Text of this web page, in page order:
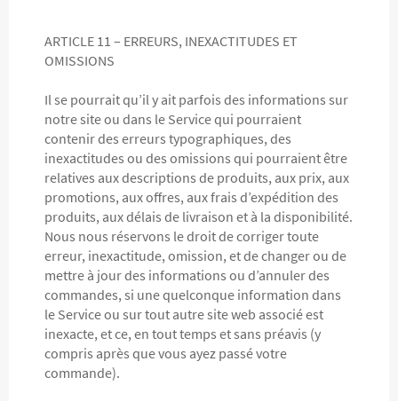
ARTICLE 11 – ERREURS, INEXACTITUDES ET
OMISSIONS
Il se pourrait qu’il y ait parfois des informations sur
notre site ou dans le Service qui pourraient
contenir des erreurs typographiques, des
inexactitudes ou des omissions qui pourraient être
relatives aux descriptions de produits, aux prix, aux
promotions, aux offres, aux frais d’expédition des
produits, aux délais de livraison et à la disponibilité.
Nous nous réservons le droit de corriger toute
erreur, inexactitude, omission, et de changer ou de
mettre à jour des informations ou d’annuler des
commandes, si une quelconque information dans
le Service ou sur tout autre site web associé est
inexacte, et ce, en tout temps et sans préavis (y
compris après que vous ayez passé votre
commande).